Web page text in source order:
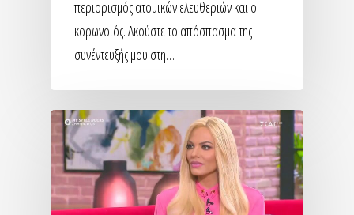
περιορισμός ατομικών ελευθεριών και ο
κορωνοιός. Ακούστε το απόσπασμα της
συνέντευξής μου στη…